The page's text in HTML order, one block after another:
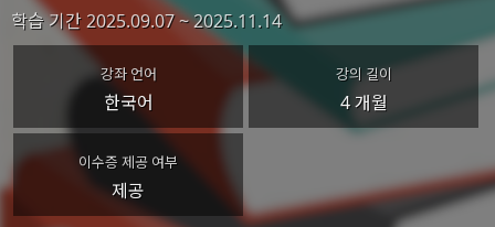
학습 기간2025.09.07 ~ 2025.11.14
강좌 언어
한국어
강의 길이
4 개월
이수증 제공 여부
제공